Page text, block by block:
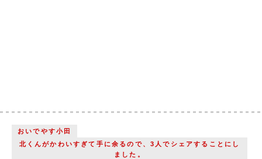
おいでやす小田
北くんがかわいすぎて手に余るので、3人でシェアすることにし
ました。